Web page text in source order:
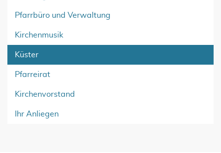
Pfarrbüro und Verwaltung
Kirchenmusik
Küster
Pfarreirat
Kirchenvorstand
Ihr Anliegen